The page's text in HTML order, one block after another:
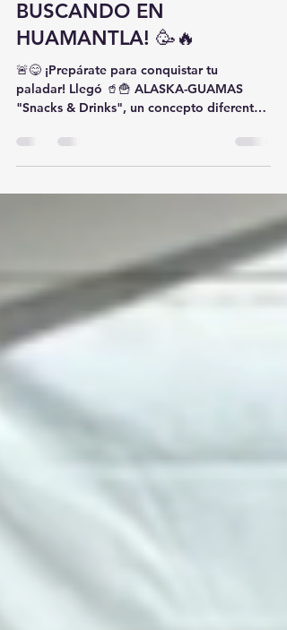
QUE TODOS ESTÁN
BUSCANDO EN
HUAMANTLA! 🥳🔥
🚨😋 ¡Prepárate para conquistar tu
paladar! Llegó 🥤🍟 ALASKA-GUAMAS
"Snacks & Drinks", un concepto diferente
antojos. 🤤❤️ 🍗🔥 ¿Se te antojan unas
caseras?🍔 ¿Una hamburguesa llena de
sabor?🌭 ¿Un hot dog preparado al
momento?🍰 ¿Un postre dulce del día para
consentirte?🥤 ¿O una bebida bien fría
para acompañar tu comida? 💥 ¡Aquí lo
encuentras TODO en un solo luga